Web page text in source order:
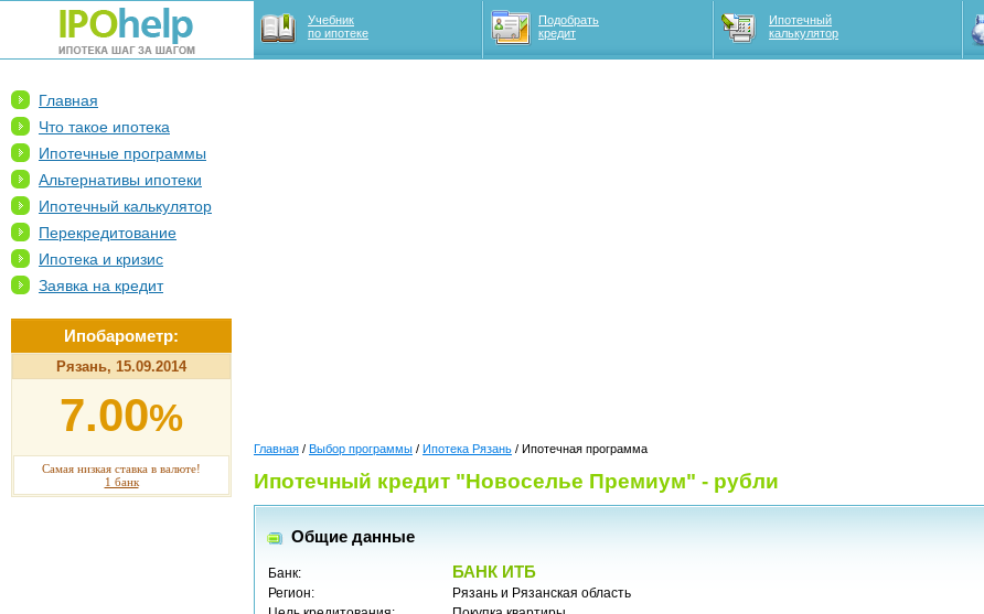
Учебник
по ипотеке
Подобрать
кредит
Ипотечный
калькулятор
Главная
Что такое ипотека
Ипотечные программы
Альтернативы ипотеки
Ипотечный калькулятор
Перекредитование
Ипотека и кризис
Заявка на кредит
Ипобарометр:
Рязань, 15.09.2014
7.00%
Самая низкая ставка в валюте!
1 банк
Главная / Выбор программы / Ипотека Рязань / Ипотечная программа
Ипотечный кредит "Новоселье Премиум" - рубли
Общие данные
Банк: БАНК ИТБ
Регион:
Рязань и Рязанская область